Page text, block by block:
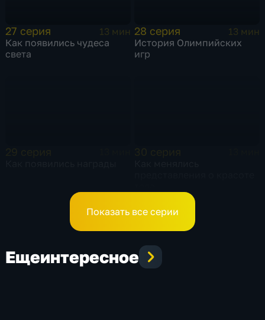
27 серия
13 мин
Как появились чудеса
света
28 серия
13 мин
История Олимпийских
игр
Показать все серии
Ещеинтересное